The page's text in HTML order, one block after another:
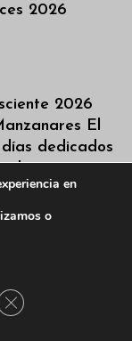
2026
2026
El
dedicados
el crecimiento
para los
de Verano
16 de junio
en
o
CERRAR EL